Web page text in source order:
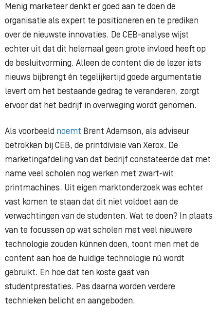
Menig marketeer denkt er goed aan te doen de
organisatie als expert te positioneren en te prediken
over de nieuwste innovaties. De CEB-analyse wijst
echter uit dat dit helemaal geen grote invloed heeft op
de besluitvorming. Alleen de content die de lezer iets
nieuws bijbrengt én tegelijkertijd goede argumentatie
levert om het bestaande gedrag te veranderen, zorgt
ervoor dat het bedrijf in overweging wordt genomen.
Als voorbeeld noemt Brent Adamson, als adviseur
betrokken bij CEB, de printdivisie van Xerox. De
marketingafdeling van dat bedrijf constateerde dat met
name veel scholen nog werken met zwart-wit
printmachines. Uit eigen marktonderzoek was echter
vast komen te staan dat dit niet voldoet aan de
verwachtingen van de studenten. Wat te doen? In plaats
van te focussen op wat scholen met veel nieuwere
technologie zouden kúnnen doen, toont men met de
content aan hoe de huidige technologie nú wordt
gebruikt. En hoe dat ten koste gaat van
studentprestaties. Pas daarna worden verdere
technieken belicht en aangeboden.